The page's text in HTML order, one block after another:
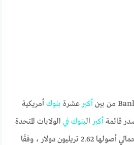
أكبر عشرة بنوك أمريكية
أكبر البنوك في الولايات المتحدة
2018. بلغ إجمالي أصولها 2.62 تريليون دولار ، وفقًا